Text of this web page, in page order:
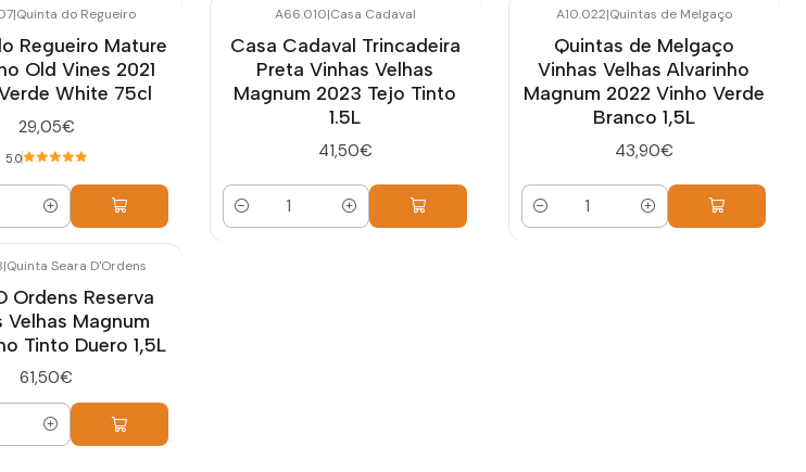
|Quinta do Regueiro
Regueiro Mature
Old Vines 2021
White 75cl
29,05€
5.0
A66.010|Casa Cadaval
Casa Cadaval Trincadeira
Preta Vinhas Velhas
Magnum 2023 Tejo Tinto
1.5L
41,50€
Cantidad
A10.022|Quintas de Melgaço
Quintas de Melgaço
Vinhas Velhas Alvarinho
Magnum 2022 Vinho Verde
Branco 1,5L
43,90€
Cantidad
|Quinta Seara D'Ordens
Ordens Reserva
Velhas Magnum
Tinto Duero 1,5L
61,50€